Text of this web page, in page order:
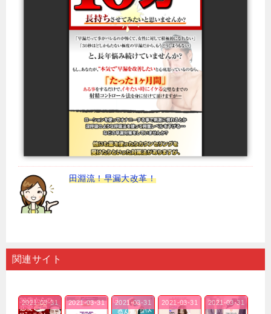
田淵流！早漏大改革！
関連サイト
2021-03-31 2021-03-31 2021-03-31 2021-03-31 2021-03-31